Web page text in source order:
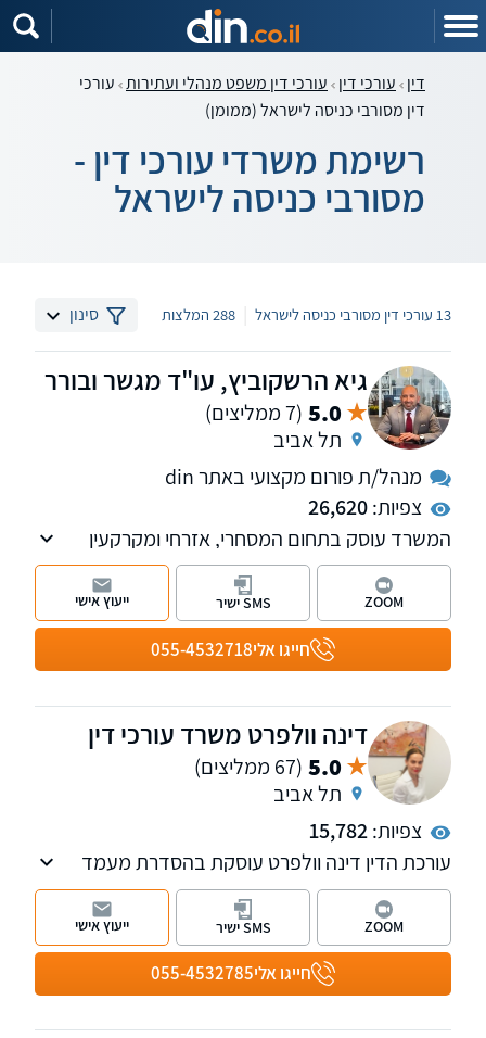
דין עורכי דין עורכי דין משפט מנהלי ועתירות עורכי
דין מסורבי כניסה לישראל (ממומן)
רשימת משרדי עורכי דין -
מסורבי כניסה לישראל
13 עורכי דין מסורבי כניסה לישראל 288 המלצות סינון
גיא הרשקוביץ, עו"ד מגשר ובורר
5.0 (7 ממליצים)
תל אביב
מנהל/ת פורום מקצועי באתר din
צפיות:26,620
המשרד עוסק בתחום המסחרי, אזרחי ומקרקעין
ומספק כבר למעלה מ-23 שנה ייצוג משפטי
ללקוחות עסקיים ופרטיים. למשרד סניפים בתל
אביב וברחובות.
חייגו אלי055-4532718
ZOOM SMS ישיר ייעוץ אישי
דינה וולפרט משרד עורכי דין
5.0 (67 ממליצים)
תל אביב
צפיות:15,782
עורכת הדין דינה וולפרט עוסקת בהסדרת מעמד
אזרחי בישראל, לרבות ייצוג בהליכי ערר על
החלטות משרד הפנים, אזרחות ישראלית, הסדרת
מעמד לבן זוג זר, אשרת עולה, אשרת ביקור, היתרי
עבודה ועוד.
חייגו אלי055-4532785
ZOOM SMS ישיר ייעוץ אישי